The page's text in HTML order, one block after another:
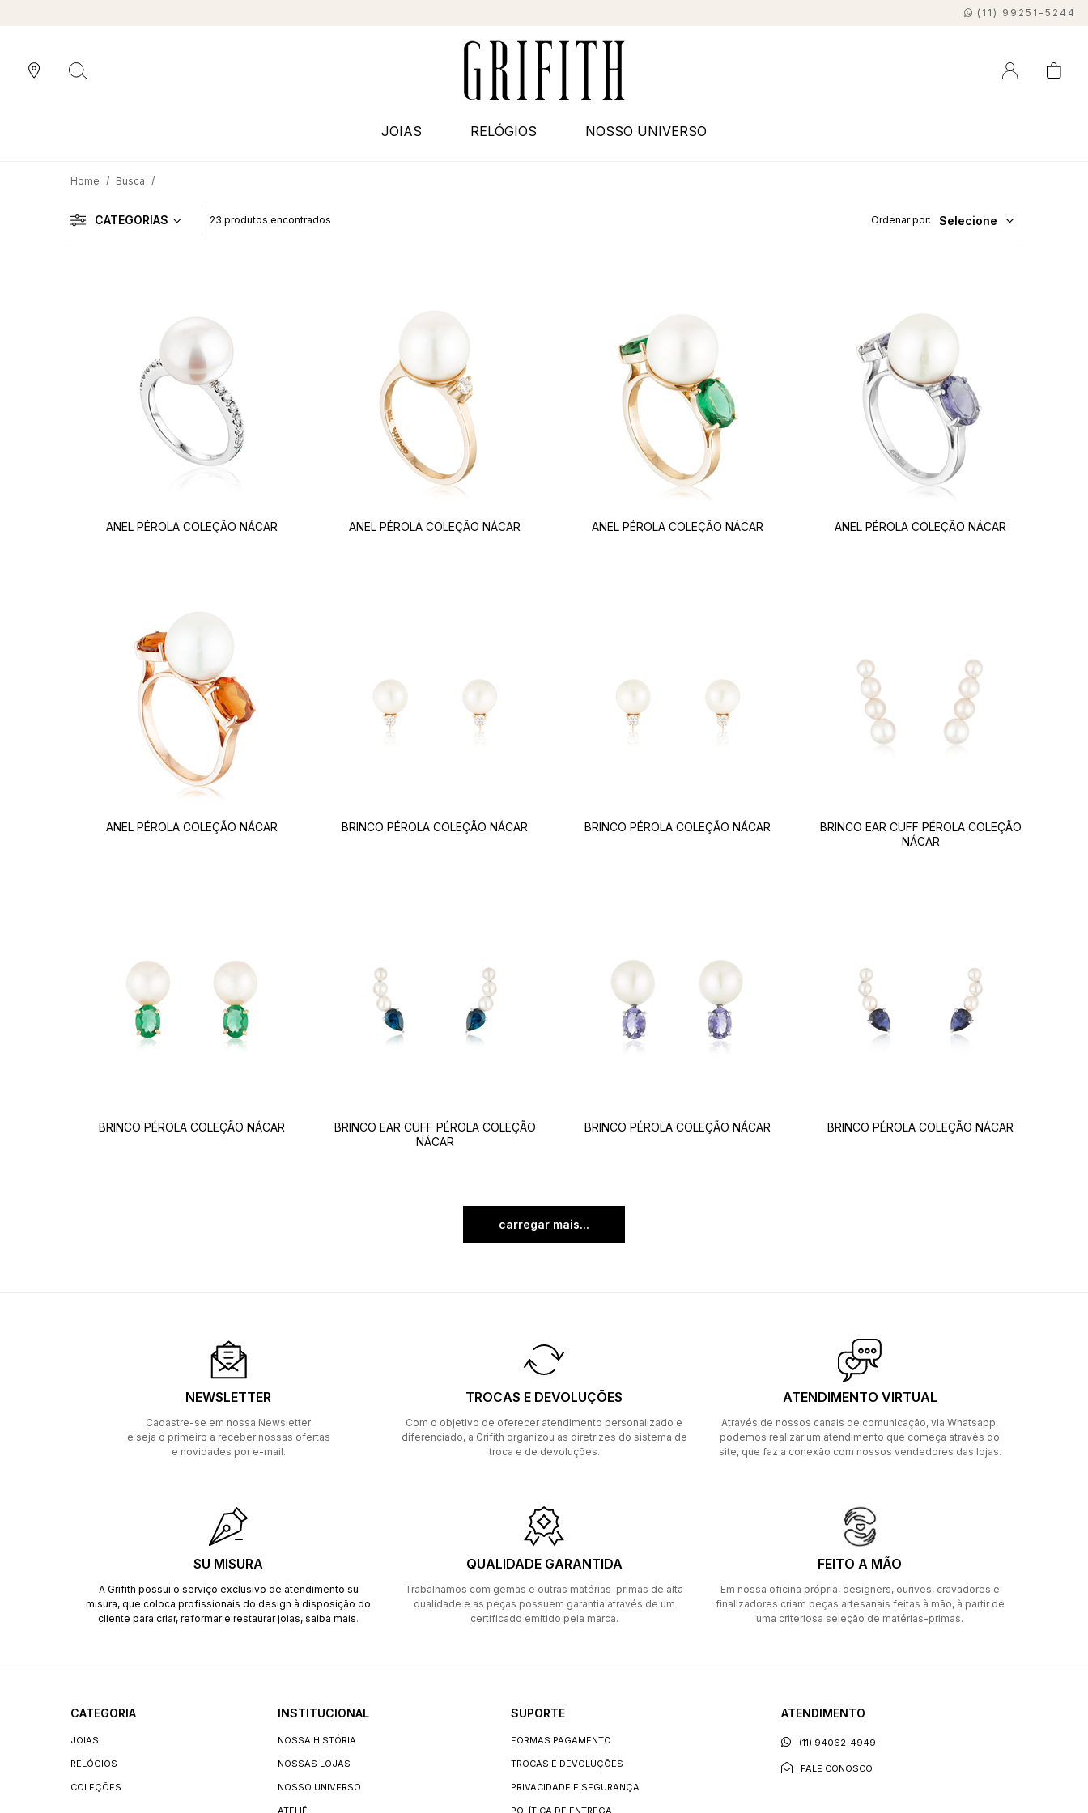
(11) 99251-5244
JOIAS RELÓGIOS NOSSO UNIVERSO
Busca
CATEGORIAS 23 produtos encontrados Ordenar por: Selecione
ANEL PÉROLA COLEÇÃO NÁCAR ANEL PÉROLA COLEÇÃO NÁCAR ANEL PÉROLA COLEÇÃO NÁCAR ANEL PÉROLA COLEÇÃO NÁCAR
ANEL PÉROLA COLEÇÃO NÁCAR BRINCO PÉROLA COLEÇÃO NÁCAR BRINCO PÉROLA COLEÇÃO NÁCAR
BRINCO EAR CUFF PÉROLA COLEÇÃO
NÁCAR
BRINCO PÉROLA COLEÇÃO NÁCAR
BRINCO EAR CUFF PÉROLA COLEÇÃO
NÁCAR
BRINCO PÉROLA COLEÇÃO NÁCAR BRINCO PÉROLA COLEÇÃO NÁCAR
carregar mais
NEWSLETTER
Cadastre-se em nossa Newsletter
e seja o primeiro a receber nossas ofertas
e novidades por e-mail.
TROCAS E DEVOLUÇÕES
Com o objetivo de oferecer atendimento personalizado e
diferenciado, a Grifith organizou as diretrizes do sistema de
troca e de devoluções.
ATENDIMENTO VIRTUAL
Através de nossos canais de comunicação, via Whatsapp,
podemos realizar um atendimento que começa através do
site, que faz a conexão com nossos vendedores das lojas.
SU MISURA
A Grifith possui o serviço exclusivo de atendimento su
misura, que coloca profissionais do design à disposição do
cliente para criar, reformar e restaurar joias, saiba mais.
QUALIDADE GARANTIDA
Trabalhamos com gemas e outras matérias-primas de alta
qualidade e as peças possuem garantia através de um
certificado emitido pela marca.
FEITO A MÃO
Em nossa oficina própria, designers, ourives, cravadores e
finalizadores criam peças artesanais feitas à mão, à partir de
uma criteriosa seleção de matérias-primas.
CATEGORIA
JOIAS
RELÓGIOS
COLEÇÕES
INSTITUCIONAL
NOSSA HISTÓRIA
NOSSAS LOJAS
NOSSO UNIVERSO
ATELIÊ
SUPORTE
FORMAS PAGAMENTO
TROCAS E DEVOLUÇÕES
PRIVACIDADE E SEGURANÇA
POLÍTICA DE ENTREGA
ATENDIMENTO
(11) 94062-4949
FALE CONOSCO